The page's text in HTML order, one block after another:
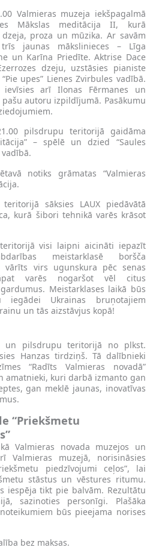
Valmieras muzeja iekšpagalmā
Mākslas meditācija II, kurā
proza un mūzika. Ar savām
jaunas mākslinieces – Līga
un Karīna Priedīte. Aktrise Dace
dzeju, uzstāsies pianiste
upes” Lienes Zvirbules vadībā.
ievīsies arī Ilonas Fērmanes un
pašu autoru izpildījumā. Pasākumu
pilsdrupu teritorijā gaidāma
– spēlē un dzied “Saules
vadībā.
notiks grāmatas “Valmieras
sāksies LAUX piedāvātā
kurā šibori tehnikā varēs krāsot
visi laipni aicināti iepazīt
meistarklasē boršča
vārīts virs ugunskura pēc senas
varēs nogaršot vēl citus
Meistarklases laikā būs
iegādei Ukrainas bruņotajiem
un tās aizstāvjus kopā!
un pilsdrupu teritorijā no plkst.
Hanzas tirdziņš. Tā dalībnieki
“Radīts Valmieras novadā”
amatnieki, kuri darbā izmanto gan
gan meklē jaunas, inovatīvas
“Priekšmetu
Valmieras novada muzejos un
Valmieras muzejā, norisināsies
piedzīvojumi ceļos”, lai
stāstus un vēstures ritumu.
iespēja tikt pie balvām. Rezultātu
sazinoties personīgi. Plašāka
būs pieejama norises
bez maksas.